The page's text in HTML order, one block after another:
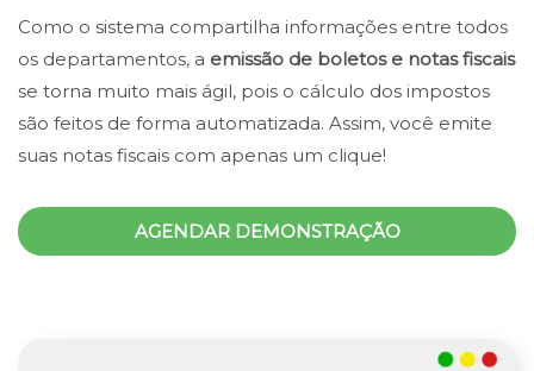
Como o sistema compartilha informações entre todos
os departamentos, a emissão de boletos e notas fiscais
se torna muito mais ágil, pois o cálculo dos impostos
são feitos de forma automatizada. Assim, você emite
suas notas fiscais com apenas um clique!
AGENDAR DEMONSTRAÇÃO